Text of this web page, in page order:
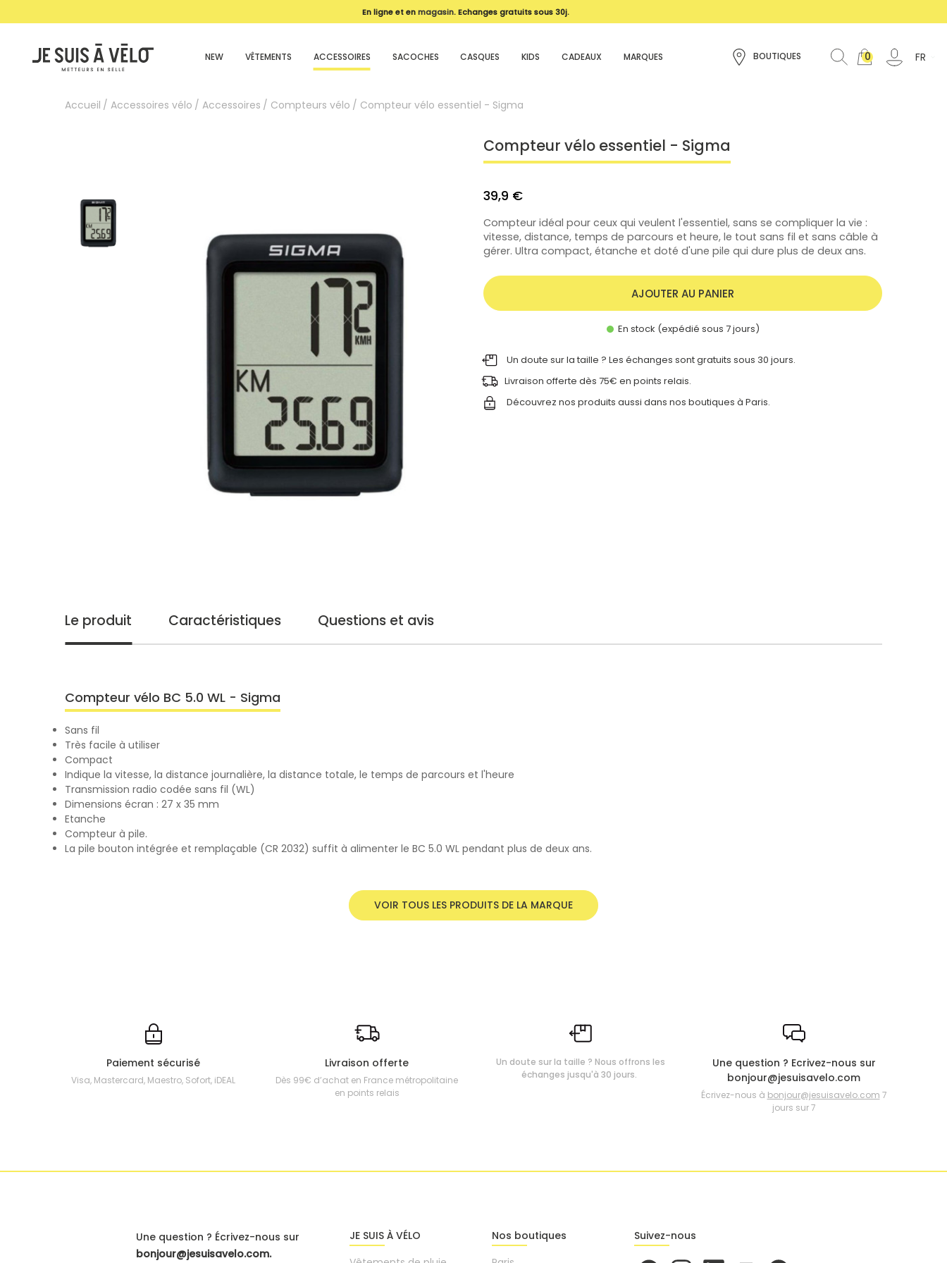
En ligne et enmagasin. Echanges gratuits sous 30j.
NEW VÊTEMENTS ACCESSOIRES SACOCHES CASQUES KIDS CADEAUX MARQUES BOUTIQUES 0 FR
Accueil Accessoires vélo Accessoires Compteurs vélo Compteur vélo essentiel - Sigma
Compteur vélo essentiel - Sigma
39,9 €
Compteur idéal pour ceux qui veulent l'essentiel, sans se compliquer la vie :
vitesse, distance, temps de parcours et heure, le tout sans fil et sans câble à
gérer. Ultra compact, étanche et doté d'une pile qui dure plus de deux ans.
AJOUTER AU PANIER
En stock (expédié sous 7 jours)
Un doute sur la taille ? Les échanges sont gratuits sous 30 jours.
Livraison offerte dès 75€ en points relais.
Découvrez nos produits aussi dans nos boutiques à Paris.
Le produit Caractéristiques Questions et avis
Compteur vélo BC 5.0 WL - Sigma
Sans fil
Très facile à utiliser
Compact
Indique la vitesse, la distance journalière, la distance totale, le temps de parcours et l'heure
Transmission radio codée sans fil (WL)
Dimensions écran : 27 x 35 mm
Etanche
Compteur à pile.
La pile bouton intégrée et remplaçable (CR 2032) suffit à alimenter le BC 5.0 WL pendant plus de deux ans.
VOIR TOUS LES PRODUITS DE LA MARQUE
Paiement sécurisé
Visa, Mastercard, Maestro, Sofort, iDEAL
Livraison offerte
Dès 99€ d’achat en France métropolitaine
en points relais
Un doute sur la taille ? Nous offrons les
échanges jusqu'à 30 jours.
Une question ? Ecrivez-nous sur
bonjour@jesuisavelo.com
Écrivez-nous à bonjour@jesuisavelo.com 7
jours sur 7
Une question ? Écrivez-nous sur
bonjour@jesuisavelo.com.
JE SUIS À VÉLO
Nos boutiques
Suivez-nous